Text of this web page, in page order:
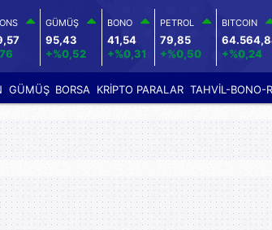
GÜMÜŞ
95,43
+%0,52
BONO
41,54
+%0,31
PETROL
79,85
+%0,50
BITCOIN
+%0,24
GÜMÜŞ BORSA KRİPTO PARALAR TAHVİL-BONO-